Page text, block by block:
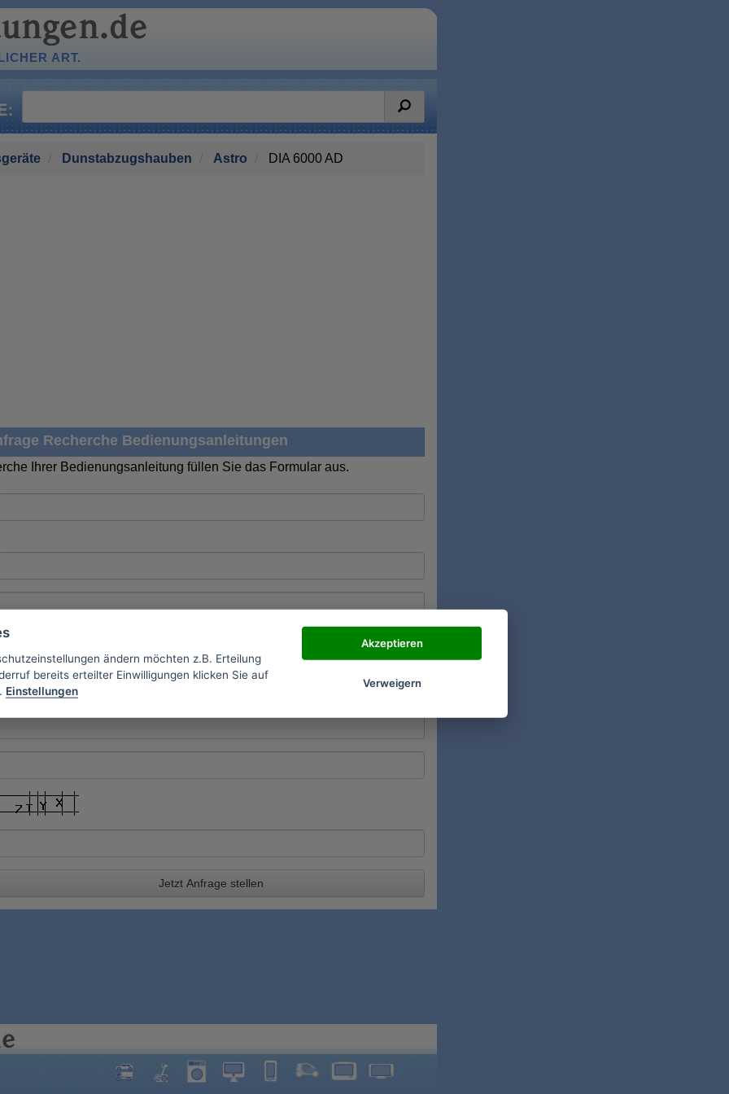
ART.
Dunstabzugshauben Astro DIA 6000 AD
Recherche Bedienungsanleitungen
Ihrer Bedienungsanleitung füllen Sie das Formular aus.
Jetzt Anfrage stellen
ändern möchten z.B. Erteilung
bereits erteilter Einwilligungen klicken Sie auf
Einstellungen
Akzeptieren
Verweigern